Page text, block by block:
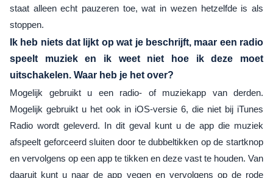
staat alleen echt pauzeren toe, wat in wezen hetzelfde is als
stoppen.
Ik heb niets dat lijkt op wat je beschrijft, maar een radio
speelt muziek en ik weet niet hoe ik deze moet
uitschakelen. Waar heb je het over?
Mogelijk gebruikt u een radio- of muziekapp van derden.
Mogelijk gebruikt u het ook in iOS-versie 6, die niet bij iTunes
Radio wordt geleverd. In dit geval kunt u de app die muziek
afspeelt geforceerd sluiten door te dubbeltikken op de startknop
en vervolgens op een app te tikken en deze vast te houden. Van
daaruit kunt u naar de app vegen en vervolgens op de rode